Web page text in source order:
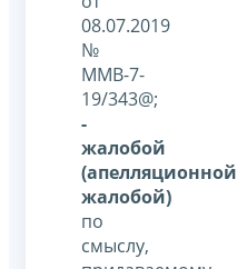
08.07.2019
№
ММВ-7-
19/343@;
-
жалобой
(апелляционной
жалобой)
по
смыслу,